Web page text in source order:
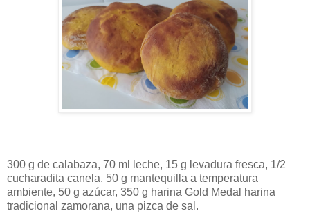
300 g de calabaza, 70 ml leche, 15 g levadura fresca, 1/2
cucharadita canela, 50 g mantequilla a temperatura
ambiente, 50 g azúcar, 350 g harina Gold Medal harina
tradicional zamorana, una pizca de sal.